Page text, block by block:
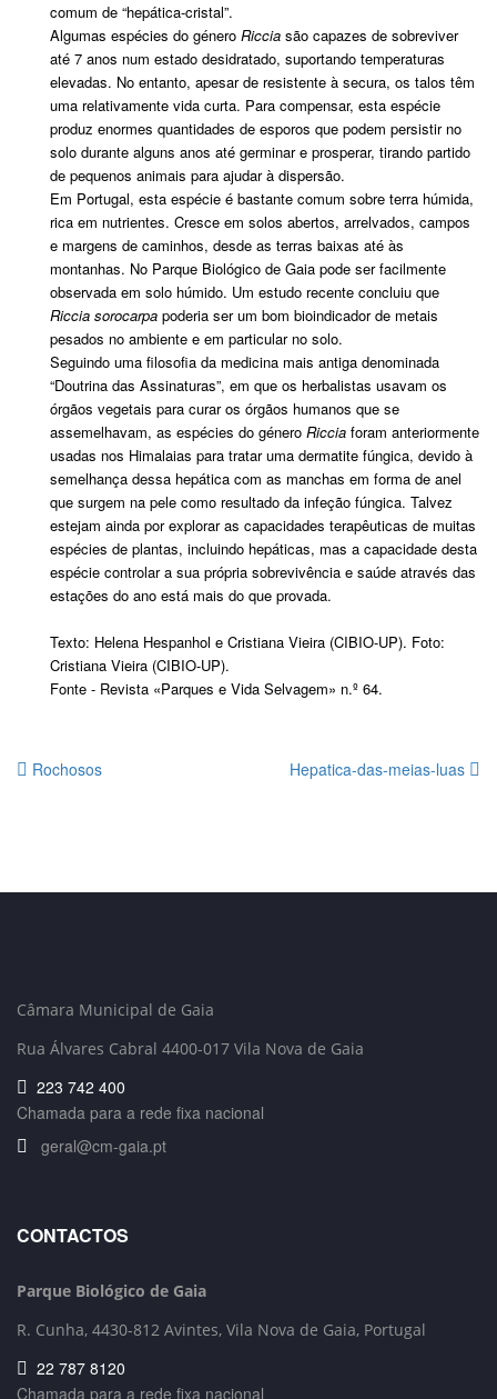
comum de “hepática-cristal”.
Algumas espécies do género Riccia são capazes de sobreviver
até 7 anos num estado desidratado, suportando temperaturas
elevadas. No entanto, apesar de resistente à secura, os talos têm
uma relativamente vida curta. Para compensar, esta espécie
produz enormes quantidades de esporos que podem persistir no
solo durante alguns anos até germinar e prosperar, tirando partido
de pequenos animais para ajudar à dispersão.
Em Portugal, esta espécie é bastante comum sobre terra húmida,
rica em nutrientes. Cresce em solos abertos, arrelvados, campos
e margens de caminhos, desde as terras baixas até às
montanhas. No Parque Biológico de Gaia pode ser facilmente
observada em solo húmido. Um estudo recente concluiu que
Riccia sorocarpa poderia ser um bom bioindicador de metais
pesados no ambiente e em particular no solo.
Seguindo uma filosofia da medicina mais antiga denominada
“Doutrina das Assinaturas”, em que os herbalistas usavam os
órgãos vegetais para curar os órgãos humanos que se
assemelhavam, as espécies do género Riccia foram anteriormente
usadas nos Himalaias para tratar uma dermatite fúngica, devido à
semelhança dessa hepática com as manchas em forma de anel
que surgem na pele como resultado da infeção fúngica. Talvez
estejam ainda por explorar as capacidades terapêuticas de muitas
espécies de plantas, incluindo hepáticas, mas a capacidade desta
espécie controlar a sua própria sobrevivência e saúde através das
estações do ano está mais do que provada.
Texto: Helena Hespanhol e Cristiana Vieira (CIBIO-UP). Foto:
Cristiana Vieira (CIBIO-UP).
Fonte - Revista «Parques e Vida Selvagem» n.º 64.
Rochosos Hepatica-das-meias-luas
Câmara Municipal de Gaia
Rua Álvares Cabral 4400-017 Vila Nova de Gaia
223 742 400
Chamada para a rede fixa nacional
geral@cm-gaia.pt
CONTACTOS
Parque Biológico de Gaia
R. Cunha, 4430-812 Avintes, Vila Nova de Gaia, Portugal
22 787 8120
Chamada para a rede fixa nacional